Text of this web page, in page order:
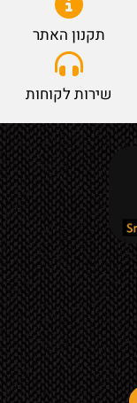
תקנון האתר
שירות לקוחות